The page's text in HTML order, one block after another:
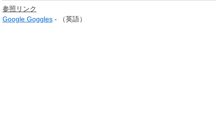
参照リンク
Google Goggles - （英語）